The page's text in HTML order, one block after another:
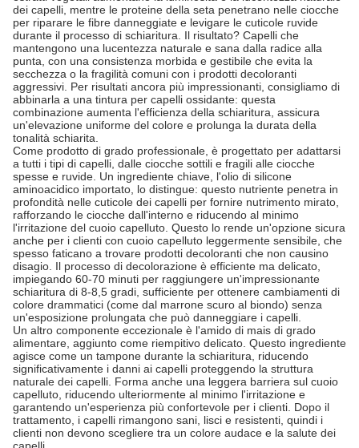
dei capelli, mentre le proteine della seta penetrano nelle ciocche
per riparare le fibre danneggiate e levigare le cuticole ruvide
durante il processo di schiaritura. Il risultato? Capelli che
mantengono una lucentezza naturale e sana dalla radice alla
punta, con una consistenza morbida e gestibile che evita la
secchezza o la fragilità comuni con i prodotti decoloranti
aggressivi. Per risultati ancora più impressionanti, consigliamo di
abbinarla a una tintura per capelli ossidante: questa
combinazione aumenta l'efficienza della schiaritura, assicura
un'elevazione uniforme del colore e prolunga la durata della
tonalità schiarita.
Come prodotto di grado professionale, è progettato per adattarsi
a tutti i tipi di capelli, dalle ciocche sottili e fragili alle ciocche
spesse e ruvide. Un ingrediente chiave, l'olio di silicone
aminoacidico importato, lo distingue: questo nutriente penetra in
profondità nelle cuticole dei capelli per fornire nutrimento mirato,
rafforzando le ciocche dall'interno e riducendo al minimo
l'irritazione del cuoio capelluto. Questo lo rende un'opzione sicura
anche per i clienti con cuoio capelluto leggermente sensibile, che
spesso faticano a trovare prodotti decoloranti che non causino
disagio. Il processo di decolorazione è efficiente ma delicato,
impiegando 60-70 minuti per raggiungere un'impressionante
schiaritura di 8-8,5 gradi, sufficiente per ottenere cambiamenti di
colore drammatici (come dal marrone scuro al biondo) senza
un'esposizione prolungata che può danneggiare i capelli.
Un altro componente eccezionale è l'amido di mais di grado
alimentare, aggiunto come riempitivo delicato. Questo ingrediente
agisce come un tampone durante la schiaritura, riducendo
significativamente i danni ai capelli proteggendo la struttura
naturale dei capelli. Forma anche una leggera barriera sul cuoio
capelluto, riducendo ulteriormente al minimo l'irritazione e
garantendo un'esperienza più confortevole per i clienti. Dopo il
trattamento, i capelli rimangono sani, lisci e resistenti, quindi i
clienti non devono scegliere tra un colore audace e la salute dei